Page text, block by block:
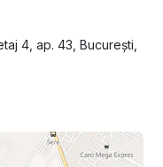
4, ap. 43, București,